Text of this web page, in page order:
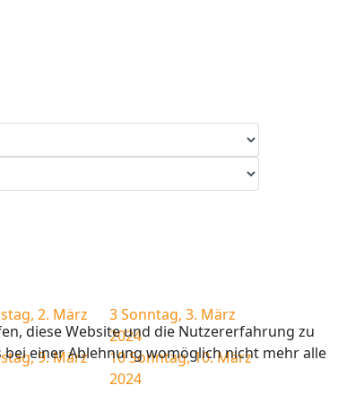
2. März
3Sonntag, 3. März
2024
9. März
10Sonntag, 10. März
2024
diese Website und die Nutzererfahrung zu
bei einer Ablehnung womöglich nicht mehr alle